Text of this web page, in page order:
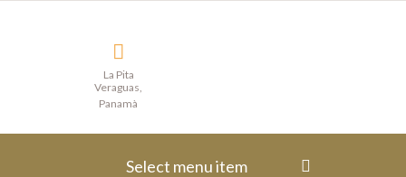
La Pita
Veraguas,
Panamà
Select menu item